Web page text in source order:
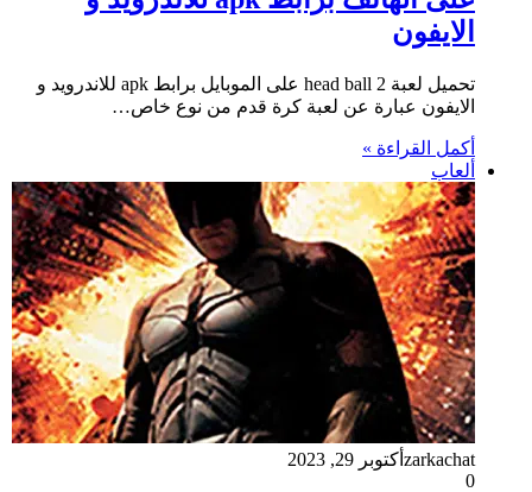
الايفون
تحميل لعبة head ball 2 على الموبايل برابط apk للاندرويد و
الايفون عبارة عن لعبة كرة قدم من نوع خاص…
أكمل القراءة »
ألعاب
zarkachat أكتوبر 29, 2023
0